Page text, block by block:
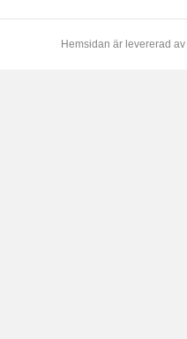
Hemsidan är levererad av